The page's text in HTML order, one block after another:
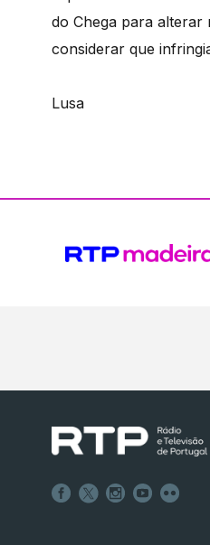
do Chega para alterar
considerar que
Lusa